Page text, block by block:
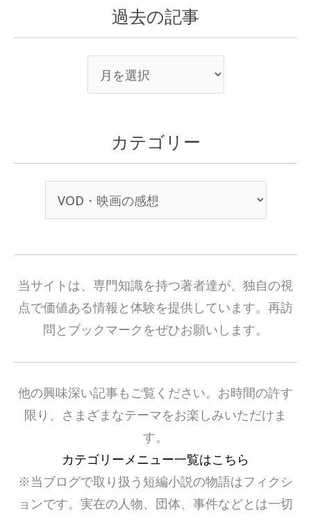
過去の記事
カテゴリー
当サイトは、専門知識を持つ著者達が、独自の視
点で価値ある情報と体験を提供しています。再訪
問とブックマークをぜひお願いします。
他の興味深い記事もご覧ください。お時間の許す
限り、さまざまなテーマをお楽しみいただけま
す。
カテゴリーメニュー一覧はこちら
※当ブログで取り扱う短編小説の物語はフィクシ
ョンです。実在の人物、団体、事件などとは一切